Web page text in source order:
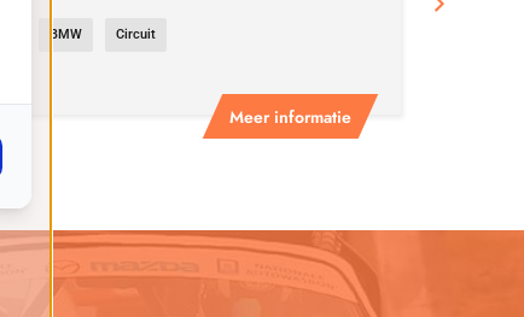
Meer informatie
BMW Circuit